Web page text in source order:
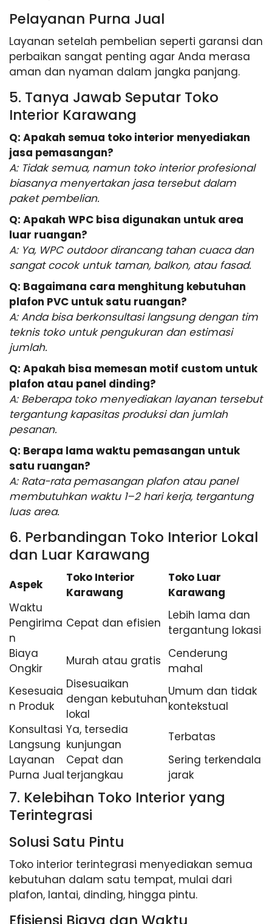
Pelayanan Purna Jual
Layanan setelah pembelian seperti garansi dan
perbaikan sangat penting agar Anda merasa
aman dan nyaman dalam jangka panjang.
5. Tanya Jawab Seputar Toko
Interior Karawang
Q: Apakah semua toko interior menyediakan
jasa pemasangan?
A: Tidak semua, namun toko interior profesional
biasanya menyertakan jasa tersebut dalam
paket pembelian.
Q: Apakah WPC bisa digunakan untuk area
luar ruangan?
A: Ya, WPC outdoor dirancang tahan cuaca dan
sangat cocok untuk taman, balkon, atau fasad.
Q: Bagaimana cara menghitung kebutuhan
plafon PVC untuk satu ruangan?
A: Anda bisa berkonsultasi langsung dengan tim
teknis toko untuk pengukuran dan estimasi
jumlah.
Q: Apakah bisa memesan motif custom untuk
plafon atau panel dinding?
A: Beberapa toko menyediakan layanan tersebut
tergantung kapasitas produksi dan jumlah
pesanan.
Q: Berapa lama waktu pemasangan untuk
satu ruangan?
A: Rata-rata pemasangan plafon atau panel
membutuhkan waktu 1–2 hari kerja, tergantung
luas area.
6. Perbandingan Toko Interior Lokal
dan Luar Karawang
Aspek
Toko Interior
Karawang
Toko Luar
Karawang
Waktu
Pengirima
n
Cepat dan efisien
Lebih lama dan
tergantung lokasi
Biaya
Ongkir
Murah atau gratis Cenderung
mahal
Kesesuaia
n Produk
Disesuaikan
dengan kebutuhan
lokal
Umum dan tidak
kontekstual
Konsultasi
Langsung
Ya, tersedia
kunjungan
Terbatas
Layanan
Purna Jual
Cepat dan
terjangkau
Sering terkendala
jarak
7. Kelebihan Toko Interior yang
Terintegrasi
Solusi Satu Pintu
Toko interior terintegrasi menyediakan semua
kebutuhan dalam satu tempat, mulai dari
plafon, lantai, dinding, hingga pintu.
Efisiensi Biaya dan Waktu